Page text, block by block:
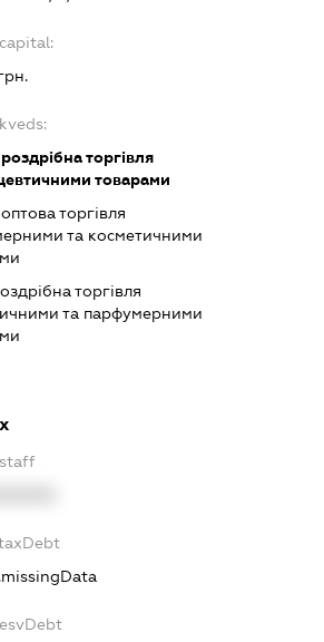
торгівля
товарами
торгівля
та косметичними
торгівля
та парфумерними